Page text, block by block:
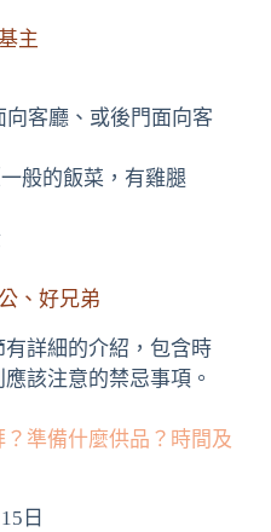
主
向客廳、或後門面向客
般的飯菜，有雞腿
、好兄弟
詳細的介紹，包含時
該注意的禁忌事項。
準備什麼供品？時間及
日